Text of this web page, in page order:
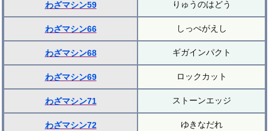
わざマシン59 りゅうのはどう
わざマシン66 しっぺがえし
わざマシン68 ギガインパクト
わざマシン69 ロックカット
わざマシン71 ストーンエッジ
わざマシン72 ゆきなだれ